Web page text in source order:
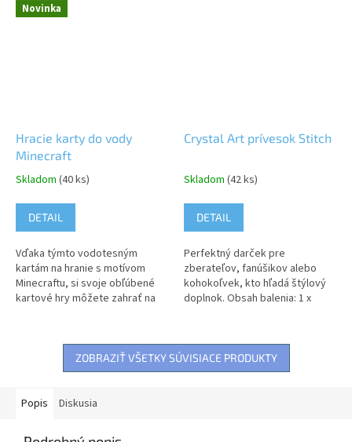
Novinka
Hracie karty do vody
Minecraft
Skladom (40 ks)
DETAIL
Vďaka týmto vodotesným
kartám na hranie s motívom
Minecraftu, si svoje obľúbené
kartové hry môžete zahrať na
Crystal Art prívesok Stitch
Skladom (42 ks)
DETAIL
Perfektný darček pre
zberateľov, fanúšikov alebo
kohokoľvek, kto hľadá štýlový
doplnok. Obsah balenia: 1 x
diamanty, 1 x gél,...
ZOBRAZIŤ VŠETKY SÚVISIACE PRODUKTY
Popis Diskusia